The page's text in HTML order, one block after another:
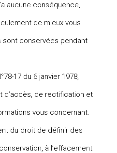
aucune conséquence,
de mieux vous
sont conservées pendant
17 du 6 janvier 1978,
d’accès, de rectification et
vous concernant.
du droit de définir des
à l’effacement